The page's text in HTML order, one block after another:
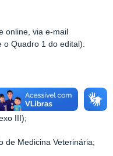
online, via e-mail
o Quadro 1 do edital).
II);
III);
de Medicina Veterinária;